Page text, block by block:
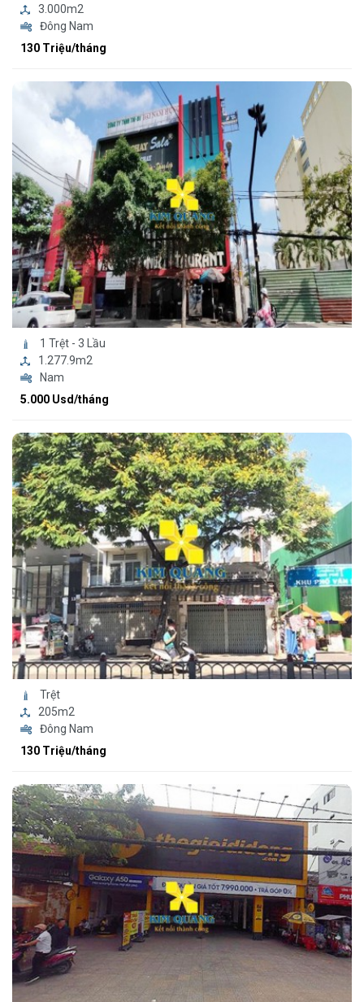
3.000m2
Đông Nam
130 Triệu/tháng
1 Trệt - 3 Lầu
1.277.9m2
Nam
5.000 Usd/tháng
Trệt
205m2
Đông Nam
130 Triệu/tháng